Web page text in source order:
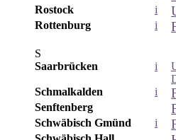
Rostock i
Rottenburg i
S
Saarbrücken
i
Schmalkalden
i
Senftenberg
Schwäbisch Gmünd i